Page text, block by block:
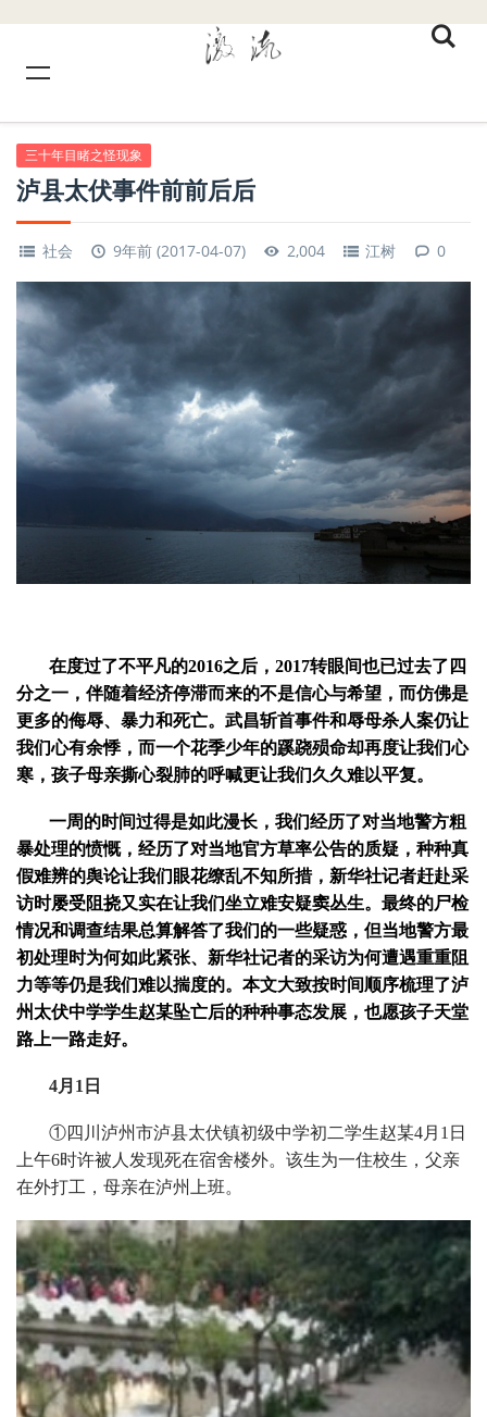
三十年目睹之怪现象
泸县太伏事件前前后后
社会 9年前 (2017-04-07) 2,004 江树 0
在度过了不平凡的2016之后，2017转眼间也已过去了四
分之一，伴随着经济停滞而来的不是信心与希望，而仿佛是
更多的侮辱、暴力和死亡。武昌斩首事件和辱母杀人案仍让
我们心有余悸，而一个花季少年的蹊跷殒命却再度让我们心
寒，孩子母亲撕心裂肺的呼喊更让我们久久难以平复。
一周的时间过得是如此漫长，我们经历了对当地警方粗
暴处理的愤慨，经历了对当地官方草率公告的质疑，种种真
假难辨的舆论让我们眼花缭乱不知所措，新华社记者赶赴采
访时屡受阻挠又实在让我们坐立难安疑窦丛生。最终的尸检
情况和调查结果总算解答了我们的一些疑惑，但当地警方最
初处理时为何如此紧张、新华社记者的采访为何遭遇重重阻
力等等仍是我们难以揣度的。本文大致按时间顺序梳理了泸
州太伏中学学生赵某坠亡后的种种事态发展，也愿孩子天堂
路上一路走好。
4月1日
①四川泸州市泸县太伏镇初级中学初二学生赵某4月1日
上午6时许被人发现死在宿舍楼外。该生为一住校生，父亲
在外打工，母亲在泸州上班。